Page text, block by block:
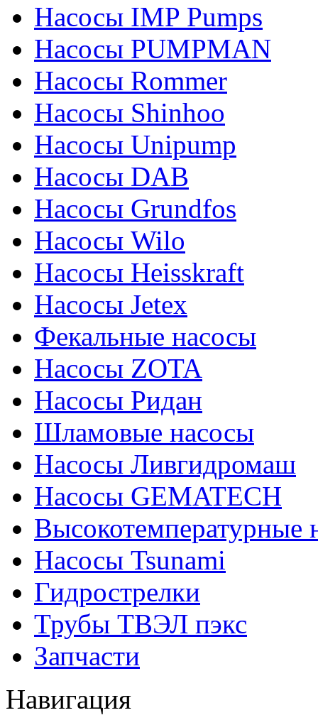
Насосы IMP Pumps
Насосы PUMPMAN
Насосы Rommer
Насосы Shinhoo
Насосы Unipump
Насосы DAB
Насосы Grundfos
Насосы Wilo
Насосы Heisskraft
Насосы Jetex
Фекальные насосы
Насосы ZOTA
Насосы Ридан
Шламовые насосы
Насосы Ливгидромаш
Насосы GEMATECH
Высокотемпературные
Насосы Tsunami
Гидрострелки
Трубы ТВЭЛ пэкс
Запчасти
Навигация